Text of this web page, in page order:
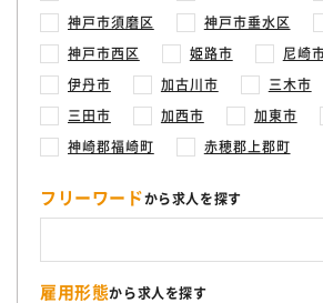
だきます。お客様の成約が上がるたび、担当
センティブや各種賞
神戸市須磨区 神戸市垂水区
神戸市西区 姫路市 尼崎
伊丹市 加古川市 三木市
三田市 加西市 加東市
神崎郡福崎町 赤穂郡上郡町
フリーワードから求人を探す
雇用形態から求人を探す